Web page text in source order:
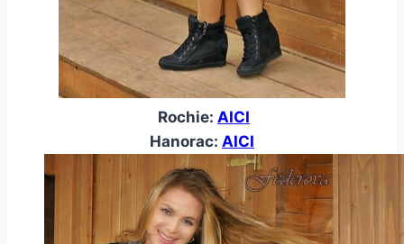
Rochie: AICI
Hanorac: AICI